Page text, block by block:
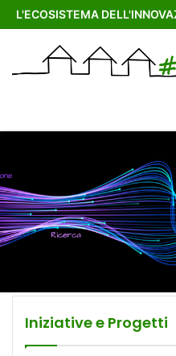
L'ECOSISTEMA
Iniziative e Progetti